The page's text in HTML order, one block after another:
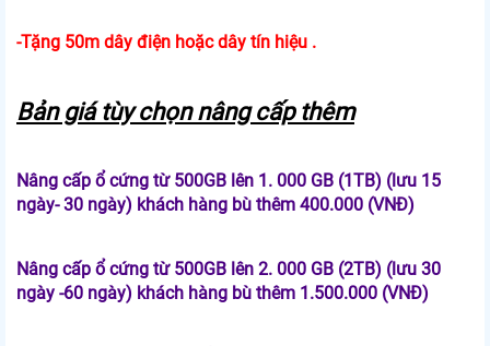
-Tặng 50m dây điện hoặc dây tín hiệu .
Bản giá tùy chọn nâng cấp thêm
Nâng cấp ổ cứng từ 500GB lên 1. 000 GB (1TB) (lưu 15
ngày- 30 ngày) khách hàng bù thêm 400.000 (VNĐ)
Nâng cấp ổ cứng từ 500GB lên 2. 000 GB (2TB) (lưu 30
ngày -60 ngày) khách hàng bù thêm 1.500.000 (VNĐ)